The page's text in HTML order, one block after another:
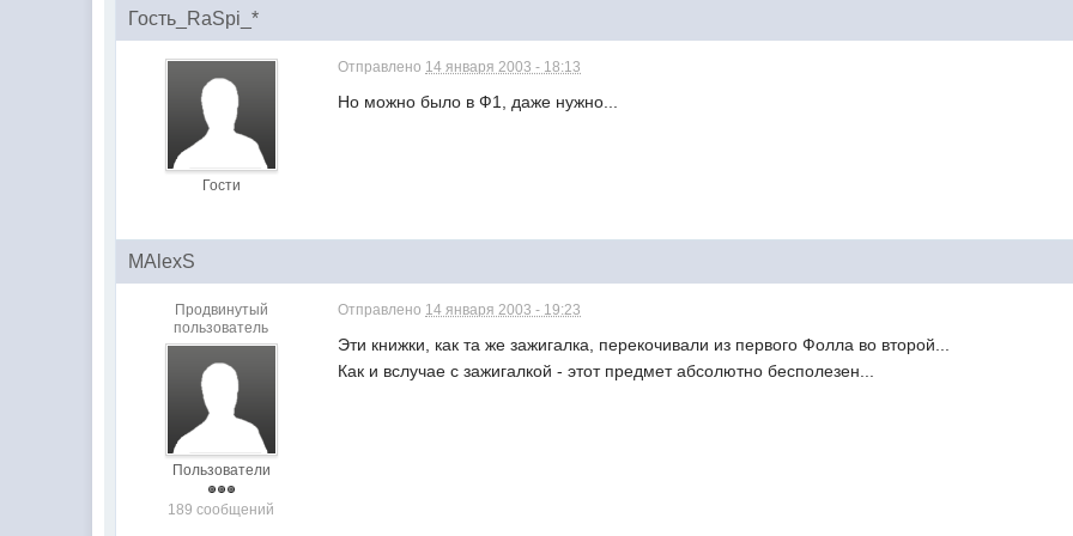
Гость_RaSpi_*
Гости
Отправлено 14 января 2003 - 18:13
Но можно было в Ф1, даже нужно...
MAlexS
Продвинутый
пользователь
Пользователи
189 сообщений
Отправлено 14 января 2003 - 19:23
Эти книжки, как та же зажигалка, перекочивали из первого Фолла во второй...
Как и вслучае с зажигалкой - этот предмет абсолютно бесполезен...